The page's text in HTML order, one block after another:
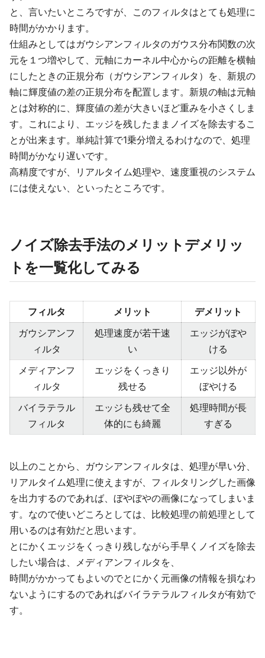
と、言いたいところですが、このフィルタはとても処理に
時間がかかります。
仕組みとしてはガウシアンフィルタのガウス分布関数の次
元を１つ増やして、元軸にカーネル中心からの距離を横軸
にしたときの正規分布（ガウシアンフィルタ）を、新規の
軸に輝度値の差の正規分布を配置します。新規の軸は元軸
とは対称的に、輝度値の差が大きいほど重みを小さくしま
す。これにより、エッジを残したままノイズを除去するこ
とが出来ます。単純計算で1乗分増えるわけなので、処理
時間がかなり遅いです。
高精度ですが、リアルタイム処理や、速度重視のシステム
には使えない、といったところです。
ノイズ除去手法のメリットデメリッ
トを一覧化してみる
フィルタ メリット
デメリット
ガウシアンフ
ィルタ
処理速度が若干速
い
エッジがぼや
ける
メディアンフ
ィルタ
エッジをくっきり
残せる
エッジ以外が
ぼやける
バイラテラル
フィルタ
エッジも残せて全
体的にも綺麗
処理時間が長
すぎる
以上のことから、ガウシアンフィルタは、処理が早い分、
リアルタイム処理に使えますが、フィルタリングした画像
を出力するのであれば、ぼやぼやの画像になってしまいま
す。なので使いどころとしては、比較処理の前処理として
用いるのは有効だと思います。
とにかくエッジをくっきり残しながら手早くノイズを除去
したい場合は、メディアンフィルタを、
時間がかかってもよいのでとにかく元画像の情報を損なわ
ないようにするのであればバイラテラルフィルタが有効で
す。